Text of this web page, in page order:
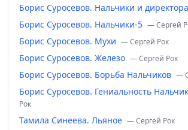
Борис Суросевов. Нальчики и директора
Борис Суросевов. Нальчики-5 — Сергей
Борис Суросевов. Мухи — Сергей Рок
Борис Суросевов. Железо — Сергей Рок
Борис Суросевов. Борьба Нальчиков —
Борис Суросевов. Гениальность
Рок
Тамила Синеева. Льяное — Сергей Рок